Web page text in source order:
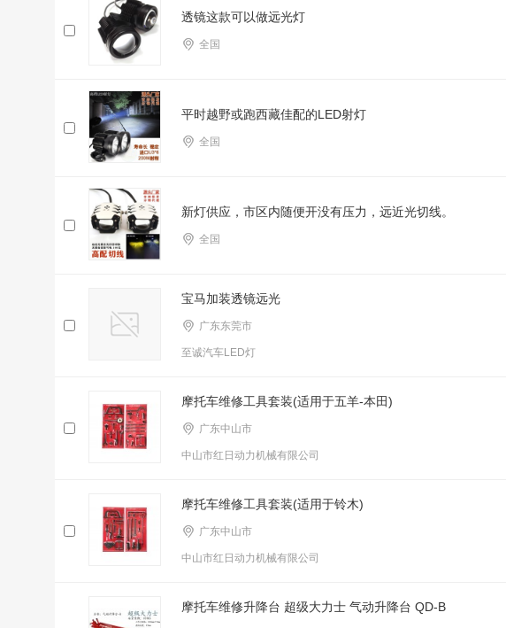
透镜这款可以做远光灯
全国
平时越野或跑西藏佳配的LED射灯
全国
新灯供应，市区内随便开没有压力，远近光切线。
全国
宝马加装透镜远光
广东东莞市
至诚汽车LED灯
摩托车维修工具套装(适用于五羊-本田)
广东中山市
中山市红日动力机械有限公司
摩托车维修工具套装(适用于铃木)
广东中山市
中山市红日动力机械有限公司
摩托车维修升降台 超级大力士 气动升降台 QD-B